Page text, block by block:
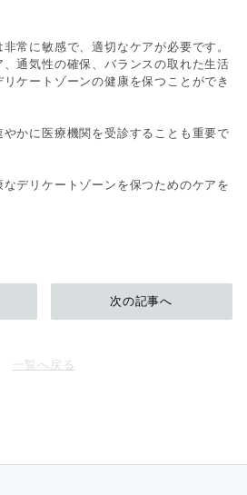
常に敏感で、適切なケアが必要です。
通気性の確保、バランスの取れた生活
ケートゾーンの健康を保つことができ
かに医療機関を受診することも重要で
デリケートゾーンを保つためのケアを
一覧へ戻る
次の記事へ